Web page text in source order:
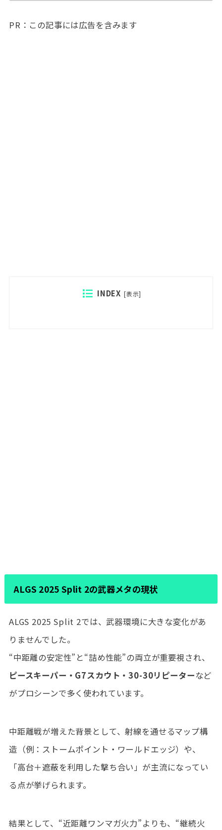
PR：この記事には広告を含みます
INDEX [表示]
ALGS 2025 Split 2の武器メタの現状
ALGS 2025 Split 2では、武器環境に大きな変化があ
りませんでした。
“中距離の安定性”と“詰め性能”の両立が重要視され、
ピースキーパー・G7スカウト・30-30リピーターなど
がプロシーンで多く使われています。
中距離戦が増えた背景として、射線を通せるマップ構
造（例：ストームポイント・ワールドエッジ）や、
「高台＋遮蔽を利用した撃ち合い」が主流になってい
る点が挙げられます。
結果として、“近距離ワンマガ火力”よりも、“継続火